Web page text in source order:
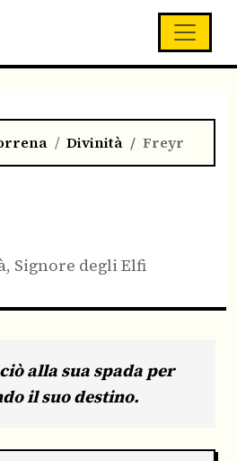
Divinità Freyr
Signore degli Elfi
alla sua spada per
il suo destino.